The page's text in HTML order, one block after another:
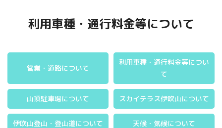
利用車種・通行料金等について
営業・道路について
利用車種・通行料金等につい
て
山頂駐車場について スカイテラス伊吹山について
伊吹山登山・登山道について 天候・気候について